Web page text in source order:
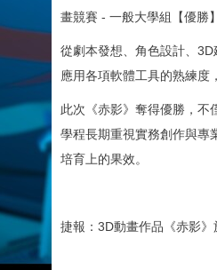
畫競賽 - 一般大學組【優勝
從劇本發想、角色設計、3D
應用各項軟體工具的熟練度
此次《赤影》奪得優勝，不
學程長期重視實務創作與專
培育上的果效。
捷報：3D動畫作品《赤影